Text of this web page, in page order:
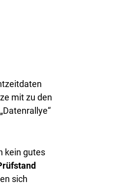
mit zu den
kein gutes
sich